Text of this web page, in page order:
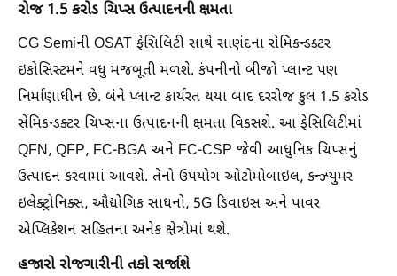
રોજ 1.5 કરોડ ચિપ્સ ઉત્પાદનની ક્ષમતા
CG Semiની OSAT ફેસિલિટી સાથે સાણંદના સેમિકન્ડક્ટર
ઇકોસિસ્ટમને વધુ મજબૂતી મળશે. કંપનીનો બીજો પ્લાન્ટ પણ
નિર્માણાધીન છે. બંને પ્લાન્ટ કાર્યરત થયા બાદ દરરોજ કુલ 1.5 કરોડ
સેમિકન્ડક્ટર ચિપ્સના ઉત્પાદનની ક્ષમતા વિકસશે. આ ફેસિલિટીમાં
QFN, QFP, FC-BGA અને FC-CSP જેવી આધુનિક ચિપ્સનું
ઉત્પાદન કરવામાં આવશે. તેનો ઉપયોગ ઓટોમોબાઇલ, કન્ઝ્યુમર
ઇલેક્ટ્રોનિક્સ, ઔદ્યોગિક સાધનો, 5G ડિવાઇસ અને પાવર
એપ્લિકેશન સહિતના અનેક ક્ષેત્રોમાં થશે.
હજારો રોજગારીની તકો સર્જાશે